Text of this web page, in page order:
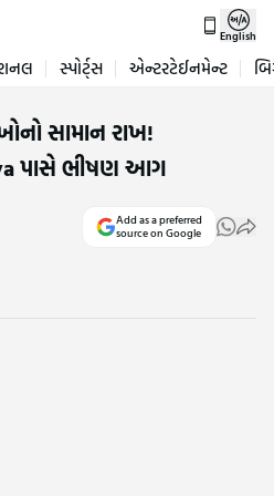
English
સ્પોર્ટ્સ એન્ટરટેઈનમેન્ટ
સામાન રાખ!
પાસે ભીષણ આગ
Add as a preferred
source on Google